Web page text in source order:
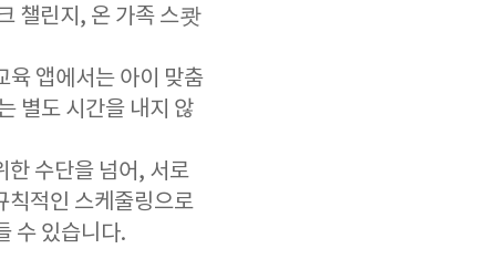
챌린지, 온 가족 스쾃
육 앱에서는 아이 맞춤
별도 시간을 내지 않
한 수단을 넘어, 서로
칙적인 스케줄링으로
수 있습니다.